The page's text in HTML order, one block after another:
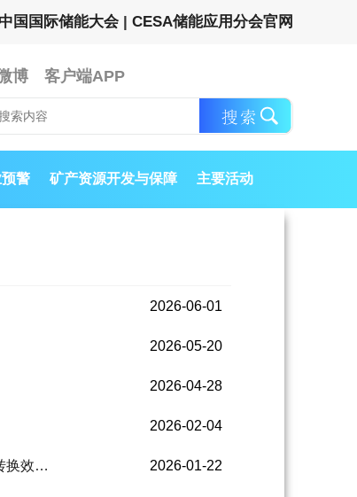
中国国际储能大会 | CESA储能应用分会官网
博 客户端APP
警 矿产资源开发与保障 主要活动
2026-06-01
2026-05-20
2026-04-28
2026-02-04
换效… 2026-01-22